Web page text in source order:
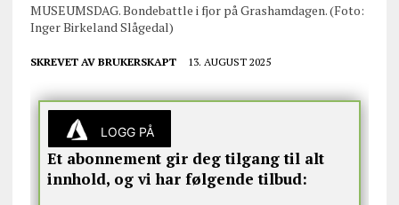
MUSEUMSDAG. Bondebattle i fjor på Grashamdagen. (Foto:
Inger Birkeland Slågedal)
SKREVET AV BRUKERSKAPT 13. AUGUST 2025
LOGG PÅ
Et abonnement gir deg tilgang til alt
innhold, og vi har følgende tilbud: